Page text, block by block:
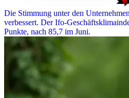
Die Stimmung unter den
verbessert. Der Ifo-
Punkte, nach 85,7 im Juni.